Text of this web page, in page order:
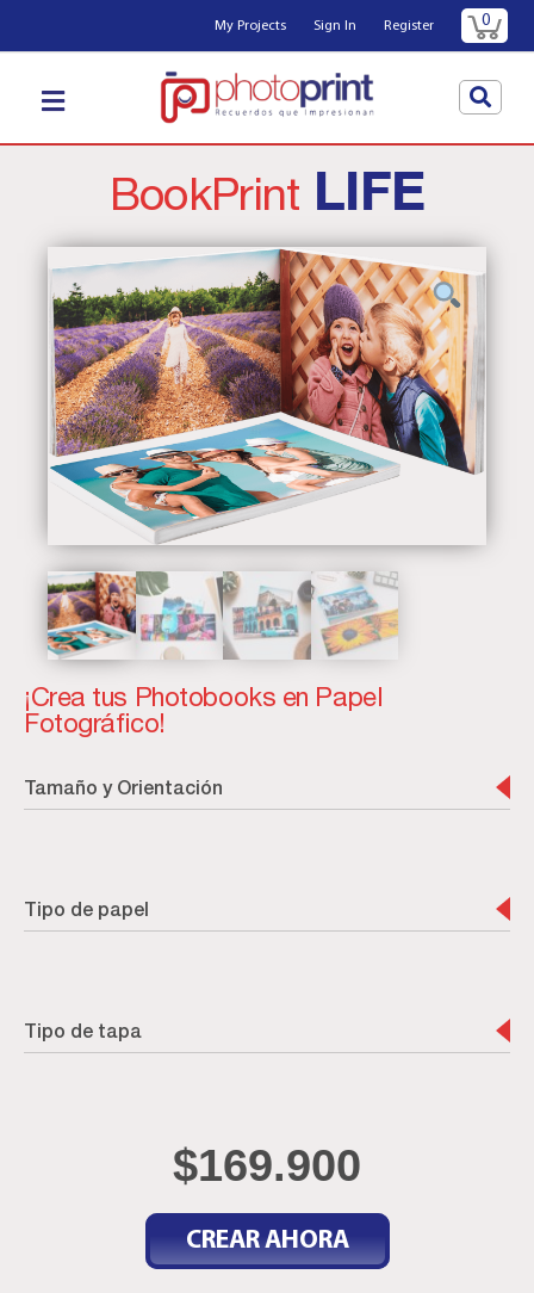
My Projects Sign In Register 0
BookPrint LIFE
¡Crea tus Photobooks en Papel
Fotográfico!
Tamaño y Orientación
Tipo de papel
Tipo de tapa
$169.900
CREAR AHORA